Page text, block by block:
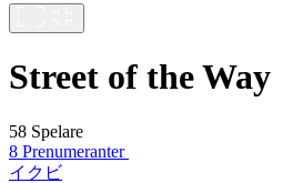
Street of the Way
58 Spelare
8 Prenumeranter
イクビ